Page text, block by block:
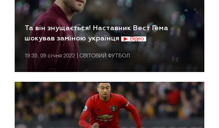
Та він знущається! Наставник Вест Гема
шокував заміною українця
Відео
19:35, 09 січня 2022 | СВІТОВИЙ ФУТБОЛ